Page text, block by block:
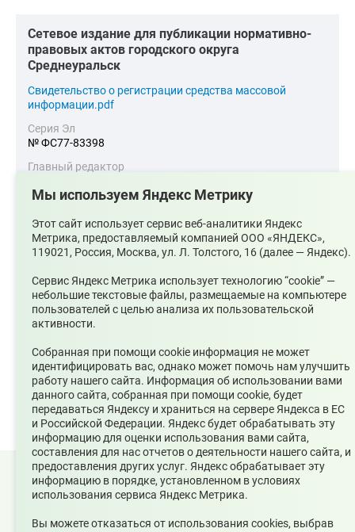
Cетевое издание для публикации нормативно-
правовых актов городского округа
Среднеуральск
Cвидетельство о регистрации средства массовой
информации.pdf
Серия Эл
№ ФС77-83398
Главный редактор
Адрес электронной почты
upsopablik@mail.ru
Номер телефона редакции
+7(34368)7-56-27
Учредитель издания
Муниципальное казенное учреждение «Управление по
связям с общественностью городского округа
Среднеуральск
Зарегистрирован
Федеральной службой по надзору в сфере связи,
информационных технологий и массовых коммуникаций
(Роскомнадзор) 10 июня 2022 г.
Мы используем Яндекс Метрику
Этот сайт использует сервис веб-аналитики Яндекс
Метрика, предоставляемый компанией ООО «ЯНДЕКС»,
119021, Россия, Москва, ул. Л. Толстого, 16 (далее — Яндекс).
Сервис Яндекс Метрика использует технологию “cookie” —
небольшие текстовые файлы, размещаемые на компьютере
пользователей с целью анализа их пользовательской
активности.
Собранная при помощи cookie информация не может
идентифицировать вас, однако может помочь нам улучшить
работу нашего сайта. Информация об использовании вами
данного сайта, собранная при помощи cookie, будет
передаваться Яндексу и храниться на сервере Яндекса в ЕС
и Российской Федерации. Яндекс будет обрабатывать эту
информацию для оценки использования вами сайта,
составления для нас отчетов о деятельности нашего сайта, и
предоставления других услуг. Яндекс обрабатывает эту
информацию в порядке, установленном в условиях
использования сервиса Яндекс Метрика.
Вы можете отказаться от использования cookies, выбрав
© 2026 Официальный сайт Муниципального округа
Среднеуральск Свердловской области